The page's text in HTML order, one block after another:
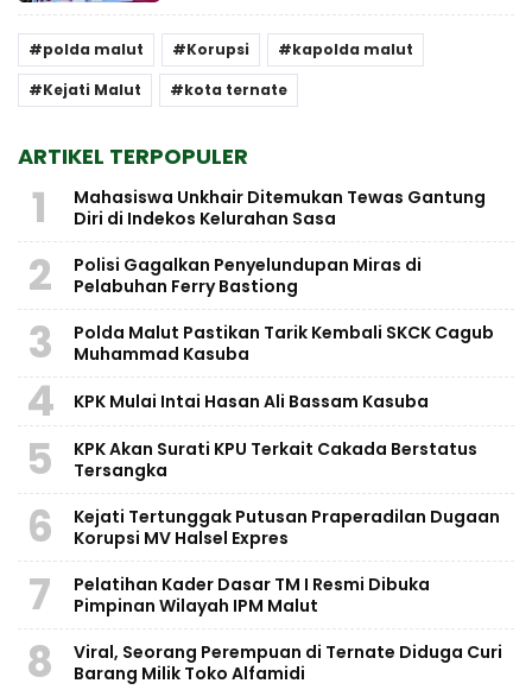
polda malut Korupsi
kapolda malut
Kejati Malut
kota ternate
ARTIKEL TERPOPULER
1
Mahasiswa Unkhair Ditemukan Tewas Gantung
Diri di Indekos Kelurahan Sasa
2
Polisi Gagalkan Penyelundupan Miras di
Pelabuhan Ferry Bastiong
3
Polda Malut Pastikan Tarik Kembali SKCK Cagub
Muhammad Kasuba
4 KPK Mulai Intai Hasan Ali Bassam Kasuba
5
KPK Akan Surati KPU Terkait Cakada Berstatus
Tersangka
6
Kejati Tertunggak Putusan Praperadilan Dugaan
Korupsi MV Halsel Expres
7
Pelatihan Kader Dasar TM I Resmi Dibuka
Pimpinan Wilayah IPM Malut
8
Viral, Seorang Perempuan di Ternate Diduga Curi
Barang Milik Toko Alfamidi